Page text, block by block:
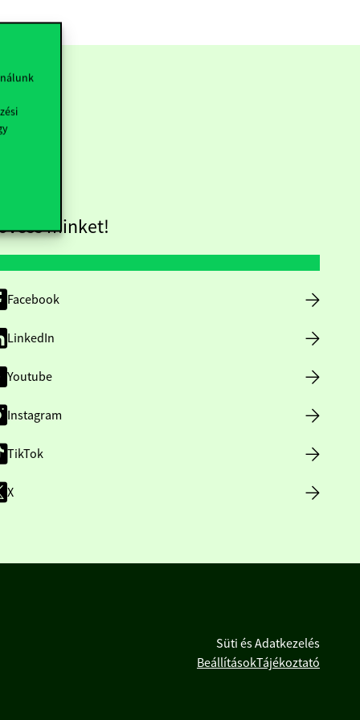
minket!
Facebook
LinkedIn
Youtube
Instagram
TikTok
X
Süti és Adatkezelés
BeállításokTájékoztató